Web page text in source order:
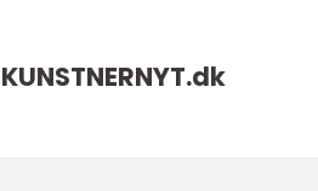
KUNSTNERNYT.dk